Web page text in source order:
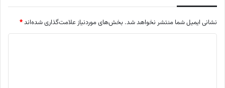
نشانی ایمیل شما منتشر نخواهد شد. بخش‌های موردنیاز علامت‌گذاری شده‌اند*